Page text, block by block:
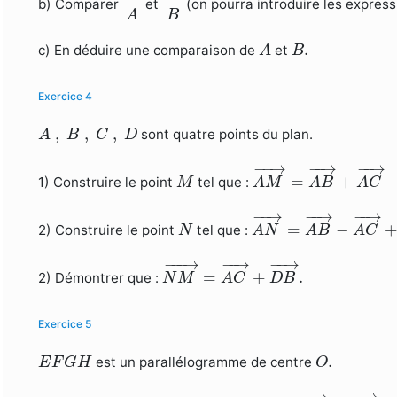
b) Comparer
A
et
B
(on pourra introduire les
c) En déduire une comparaison deA
A etB.
B.
Exercice 4
A , B , C , D
A B, C D sont quatre points du plan.
1) Construire le pointM
Mtel que :
−−→
AM =
−
−→
AB +
−
−→
AC
AM→ AB→ AC→
2) Construire le pointN
Ntel que :
−
−→
AN =
−
−→
AB −
−
−→
AC +
AN→ AB→ AC→
2) Démontrer que :
−−−→
NM =
−
−→
AC +
−
−→
DB .
NM→ AC→ DB→
Exercice 5
EFGH
EFGH est un parallélogramme de centre O.
O.
OT→ OE→